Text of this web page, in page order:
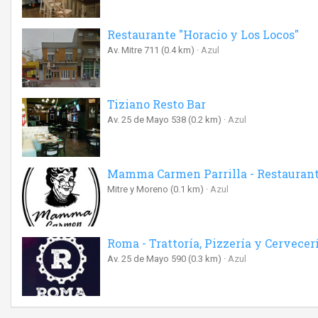
Restaurante "Horacio y Los Locos"
Av. Mitre 711 (0.4 km) Azul
Tiziano Resto Bar
Av. 25 de Mayo 538 (0.2 km) Azul
Mamma Carmen Parrilla -
Mitre y Moreno (0.1 km) Azul
Roma - Trattoría, Pizzería y
Av. 25 de Mayo 590 (0.3 km) Azul